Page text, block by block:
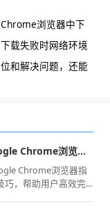
浏览器中下
载失败时网络环境
和解决问题，还能
Mac系统下载与安装google Chrome浏览器指南
Chrome浏览器指
巧，帮助用户高效完